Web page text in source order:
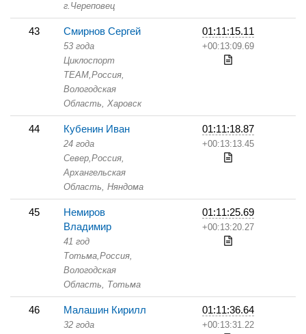
г.Череповец
43 Смирнов Сергей
53 года
Циклоспорт
TEAM,Россия,
Вологодская
Область, Харовск
01:11:15.11
+00:13:09.69
44 Кубенин Иван
24 года
Север,Россия,
Архангельская
Область, Няндома
01:11:18.87
+00:13:13.45
45
Немиров
Владимир
41 год
Тотьма,Россия,
Вологодская
Область, Тотьма
01:11:25.69
+00:13:20.27
46 Малашин Кирилл
32 года
01:11:36.64
+00:13:31.22